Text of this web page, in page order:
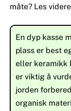
måte? Les
En dyp kasse
plass er best
eller keramikk
er viktig å
jorden
organisk